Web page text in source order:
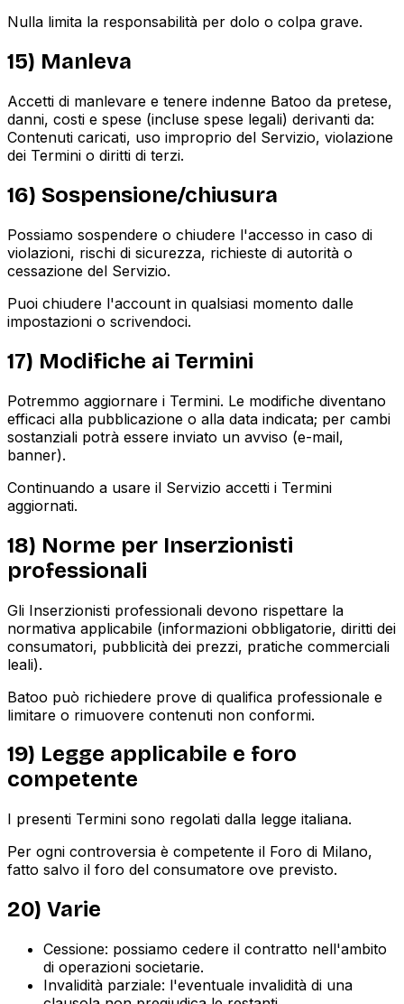
Nulla limita la responsabilità per dolo o colpa grave.
15) Manleva
Accetti di manlevare e tenere indenne Batoo da pretese,
danni, costi e spese (incluse spese legali) derivanti da:
Contenuti caricati, uso improprio del Servizio, violazione
dei Termini o diritti di terzi.
16) Sospensione/chiusura
Possiamo sospendere o chiudere l'accesso in caso di
violazioni, rischi di sicurezza, richieste di autorità o
cessazione del Servizio.
Puoi chiudere l'account in qualsiasi momento dalle
impostazioni o scrivendoci.
17) Modifiche ai Termini
Potremmo aggiornare i Termini. Le modifiche diventano
efficaci alla pubblicazione o alla data indicata; per cambi
sostanziali potrà essere inviato un avviso (e-mail,
banner).
Continuando a usare il Servizio accetti i Termini
aggiornati.
18) Norme per Inserzionisti
professionali
Gli Inserzionisti professionali devono rispettare la
normativa applicabile (informazioni obbligatorie, diritti dei
consumatori, pubblicità dei prezzi, pratiche commerciali
leali).
Batoo può richiedere prove di qualifica professionale e
limitare o rimuovere contenuti non conformi.
19) Legge applicabile e foro
competente
I presenti Termini sono regolati dalla legge italiana.
Per ogni controversia è competente il Foro di Milano,
fatto salvo il foro del consumatore ove previsto.
20) Varie
Cessione: possiamo cedere il contratto nell'ambito
di operazioni societarie.
Invalidità parziale: l'eventuale invalidità di una